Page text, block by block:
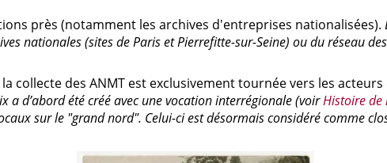
près (notamment les archives d'entreprises nationalisées).
nationales (sites de Paris et Pierrefitte-sur-Seine) ou du réseau
la collecte des ANMT est exclusivement tournée vers les
a d’abord été créé avec une vocation interrégionale (voirHistoire
sur le "grand nord". Celui-ci est désormais considéré comme